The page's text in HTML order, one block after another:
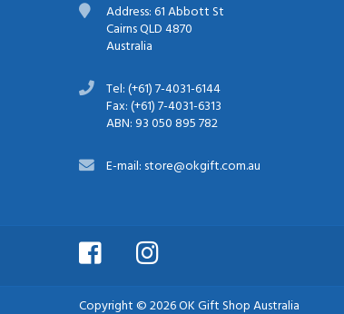
Address: 61 Abbott St
Cairns QLD 4870
Australia
Tel: (+61) 7-4031-6144
Fax: (+61) 7-4031-6313
ABN: 93 050 895 782
E-mail: store@okgift.com.au
Copyright © 2026OK Gift Shop Australia